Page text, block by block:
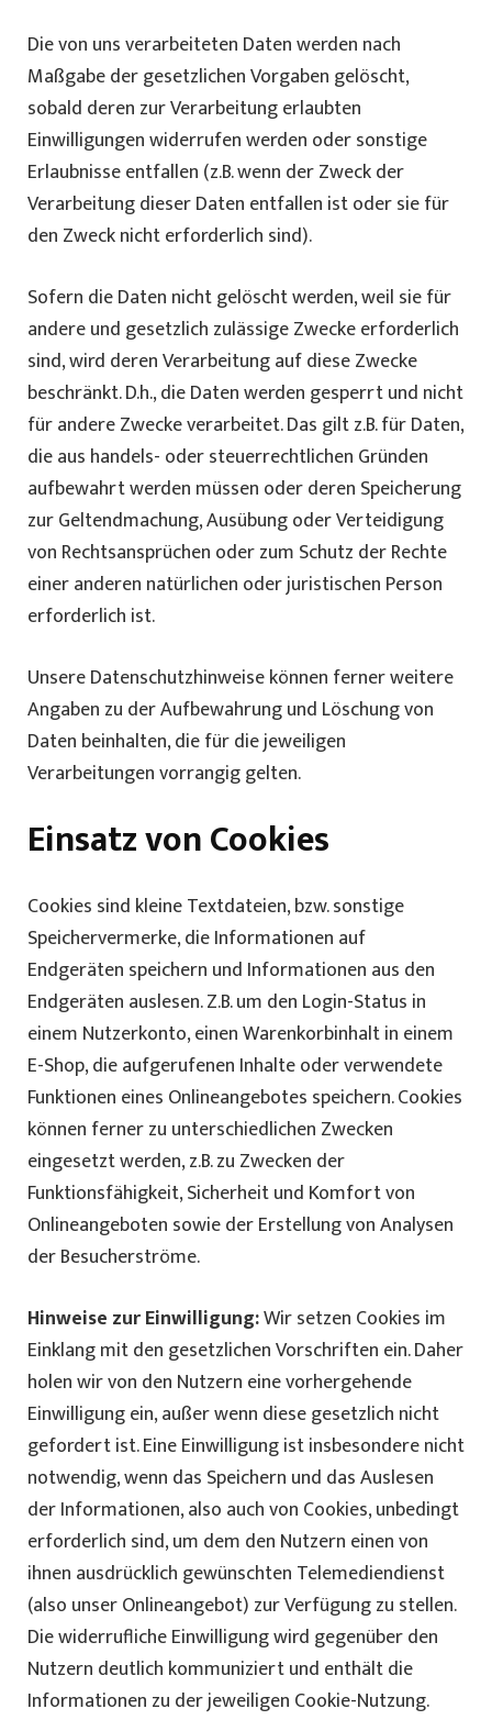
Die von uns verarbeiteten Daten werden nach
Maßgabe der gesetzlichen Vorgaben gelöscht,
sobald deren zur Verarbeitung erlaubten
Einwilligungen widerrufen werden oder sonstige
Erlaubnisse entfallen (z.B. wenn der Zweck der
Verarbeitung dieser Daten entfallen ist oder sie für
den Zweck nicht erforderlich sind).
Sofern die Daten nicht gelöscht werden, weil sie für
andere und gesetzlich zulässige Zwecke erforderlich
sind, wird deren Verarbeitung auf diese Zwecke
beschränkt. D.h., die Daten werden gesperrt und nicht
für andere Zwecke verarbeitet. Das gilt z.B. für Daten,
die aus handels- oder steuerrechtlichen Gründen
aufbewahrt werden müssen oder deren Speicherung
zur Geltendmachung, Ausübung oder Verteidigung
von Rechtsansprüchen oder zum Schutz der Rechte
einer anderen natürlichen oder juristischen Person
erforderlich ist.
Unsere Datenschutzhinweise können ferner weitere
Angaben zu der Aufbewahrung und Löschung von
Daten beinhalten, die für die jeweiligen
Verarbeitungen vorrangig gelten.
Einsatz von Cookies
Cookies sind kleine Textdateien, bzw. sonstige
Speichervermerke, die Informationen auf
Endgeräten speichern und Informationen aus den
Endgeräten auslesen. Z.B. um den Login-Status in
einem Nutzerkonto, einen Warenkorbinhalt in einem
E-Shop, die aufgerufenen Inhalte oder verwendete
Funktionen eines Onlineangebotes speichern. Cookies
können ferner zu unterschiedlichen Zwecken
eingesetzt werden, z.B. zu Zwecken der
Funktionsfähigkeit, Sicherheit und Komfort von
Onlineangeboten sowie der Erstellung von Analysen
der Besucherströme.
Hinweise zur Einwilligung:Wir setzen Cookies im
Einklang mit den gesetzlichen Vorschriften ein. Daher
holen wir von den Nutzern eine vorhergehende
Einwilligung ein, außer wenn diese gesetzlich nicht
gefordert ist. Eine Einwilligung ist insbesondere nicht
notwendig, wenn das Speichern und das Auslesen
der Informationen, also auch von Cookies, unbedingt
erforderlich sind, um dem den Nutzern einen von
ihnen ausdrücklich gewünschten Telemediendienst
(also unser Onlineangebot) zur Verfügung zu stellen.
Die widerrufliche Einwilligung wird gegenüber den
Nutzern deutlich kommuniziert und enthält die
Informationen zu der jeweiligen Cookie-Nutzung.